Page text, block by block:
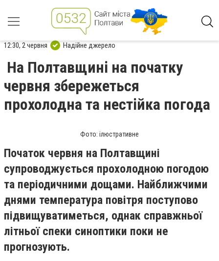
12:30, 2 червня Надійне джерело
На Полтавщині на початку
червня збережеться
прохолодна та нестійка погода
Фото: ілюстративне
Початок червня на Полтавщині
супроводжується прохолодною погодою
та періодичними дощами. Найближчими
днями температура повітря поступово
підвищуватиметься, однак справжньої
літньої спеки синоптики поки не
прогнозують.